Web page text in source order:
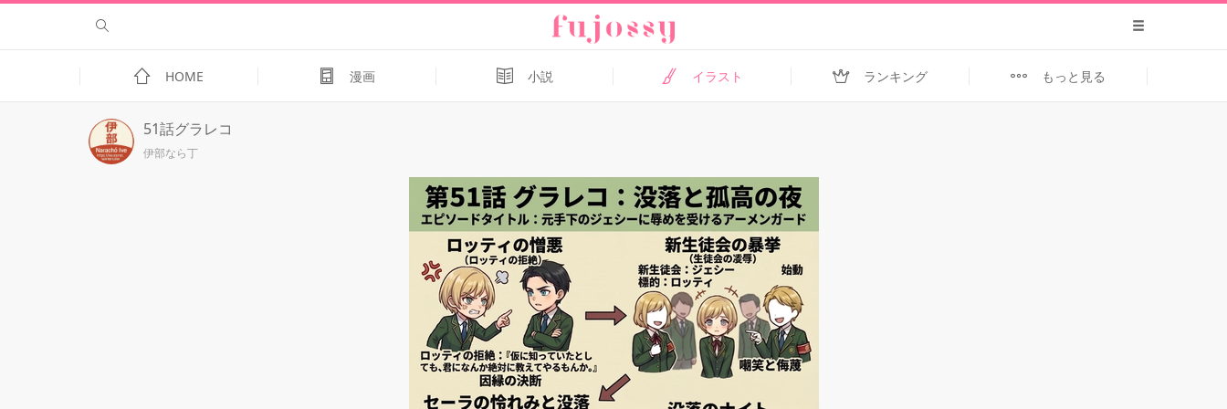
HOME 漫画 小説 イラスト ランキング もっと見る
51話グラレコ
伊部なら丁